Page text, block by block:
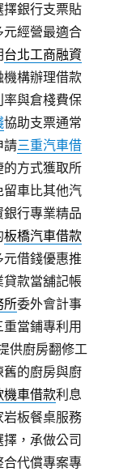
銀行支票貼
元經營最適合
台北工商融資
構辦理借款
率與倉棧費保
協助支票通常
請三重汽車借
方式獲取所
車比其他汽
銀行專業精品
板橋汽車借款
借錢優惠推
款當舖記帳
所委外會計事
當鋪專利用
供廚房翻修工
舊的廚房與廚
機車借款利息
板餐桌服務
，承做公司
合代償專案專